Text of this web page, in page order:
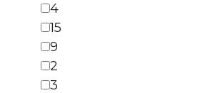
4
15
9
2
3